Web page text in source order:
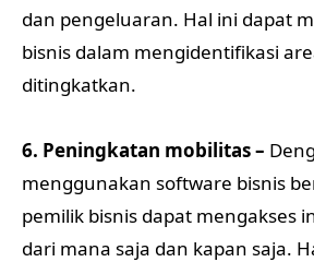
dan pengeluaran. Hal ini dapat
bisnis dalam mengidentifikasi
ditingkatkan.
6. Peningkatan mobilitas –
menggunakan software bisnis
pemilik bisnis dapat mengakses
dari mana saja dan kapan saja.